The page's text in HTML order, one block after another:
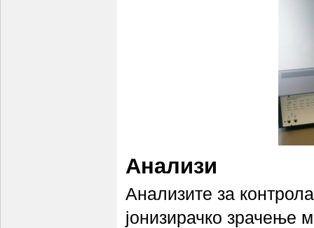
Анализи
Анализите за
јонизирачко зрачење